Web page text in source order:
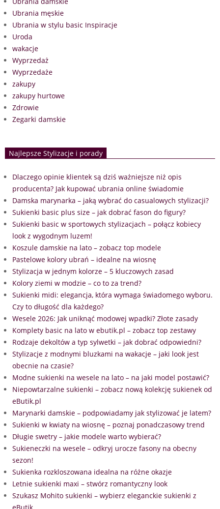
Ubrania męskie
Ubrania w stylu basic Inspiracje
Uroda
wakacje
Wyprzedaż
Wyprzedaże
zakupy
zakupy hurtowe
Zdrowie
Zegarki damskie
Najlepsze Stylizacje i porady
Dlaczego opinie klientek są dziś ważniejsze niż opis
producenta? Jak kupować ubrania online świadomie
Damska marynarka – jaką wybrać do casualowych stylizacji?
Sukienki basic plus size – jak dobrać fason do figury?
Sukienki basic w sportowych stylizacjach – połącz kobiecy
look z wygodnym luzem!
Koszule damskie na lato – zobacz top modele
Pastelowe kolory ubrań – idealne na wiosnę
Stylizacja w jednym kolorze – 5 kluczowych zasad
Kolory ziemi w modzie – co to za trend?
Sukienki midi: elegancja, która wymaga świadomego wyboru.
Czy to długość dla każdego?
Wesele 2026: Jak uniknąć modowej wpadki? Złote zasady
Komplety basic na lato w ebutik.pl – zobacz top zestawy
Rodzaje dekoltów a typ sylwetki – jak dobrać odpowiedni?
Stylizacje z modnymi bluzkami na wakacje – jaki look jest
obecnie na czasie?
Modne sukienki na wesele na lato – na jaki model postawić?
Niepowtarzalne sukienki – zobacz nową kolekcję sukienek od
eButik.pl
Marynarki damskie – podpowiadamy jak stylizować je latem?
Sukienki w kwiaty na wiosnę – poznaj ponadczasowy trend
Długie swetry – jakie modele warto wybierać?
Sukieneczki na wesele – odkryj urocze fasony na obecny
sezon!
Sukienka rozkloszowana idealna na różne okazje
Letnie sukienki maxi – stwórz romantyczny look
Szukasz Mohito sukienki – wybierz eleganckie sukienki z
eButik